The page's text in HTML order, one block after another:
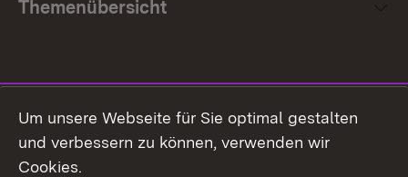
Themenübersicht
Facebook
Um unsere Webseite für Sie optimal gestalten
und verbessern zu können, verwenden wir
Cookies.